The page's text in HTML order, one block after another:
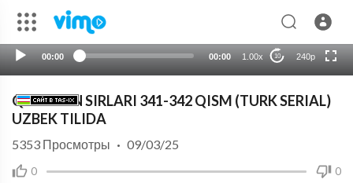
00:00 00:00 1.00x 10 240p
HD
QO'RG'ON SIRLARI 341-342 QISM (TURK SERIAL)
UZBEK TILIDA
0 0
5353 Просмотры · 09/03/25